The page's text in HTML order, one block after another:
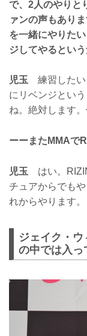
で、2人のやりと
ァンの声もあり
を一緒にやりた
ジしてやるとい
児玉 練習したい
にリベンジとい
ね。絶対します
ーーまたMMAで
児玉 はい。
チュアからでも
れからやります。
ジェイク・
の中では入っ